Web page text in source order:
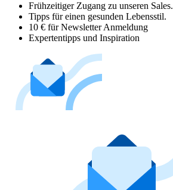
Frühzeitiger Zugang zu unseren Sales.
Tipps für einen gesunden Lebensstil.
10 € für Newsletter Anmeldung
Expertentipps und Inspiration